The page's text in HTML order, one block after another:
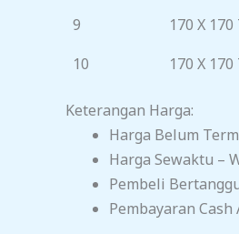
9
170 X
10
170 X
Keterangan Harga:
Harga Belum
Harga Sewaktu –
Pembeli
Pembayaran